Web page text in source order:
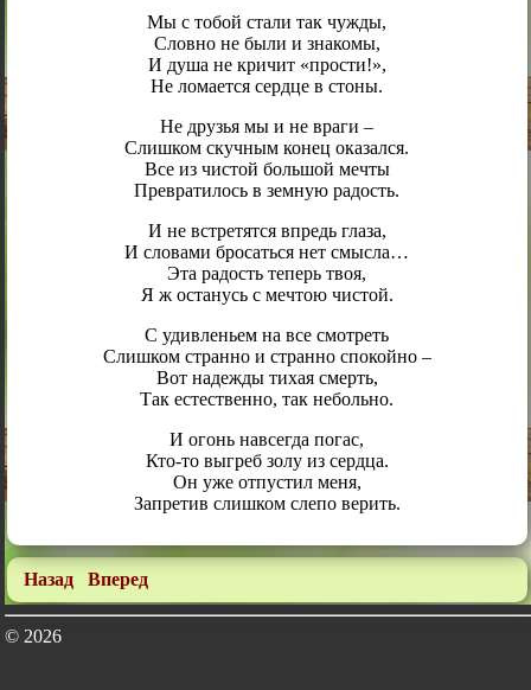
Мы с тобой стали так чужды,
Словно не были и знакомы,
И душа не кричит «прости!»,
Не ломается сердце в стоны.
Не друзья мы и не враги –
Слишком скучным конец оказался.
Все из чистой большой мечты
Превратилось в земную радость.
И не встретятся впредь глаза,
И словами бросаться нет смысла…
Эта радость теперь твоя,
Я ж останусь с мечтою чистой.
С удивленьем на все смотреть
Слишком странно и странно спокойно –
Вот надежды тихая смерть,
Так естественно, так небольно.
И огонь навсегда погас,
Кто-то выгреб золу из сердца.
Он уже отпустил меня,
Запретив слишком слепо верить.
Назад Вперед
© 2026